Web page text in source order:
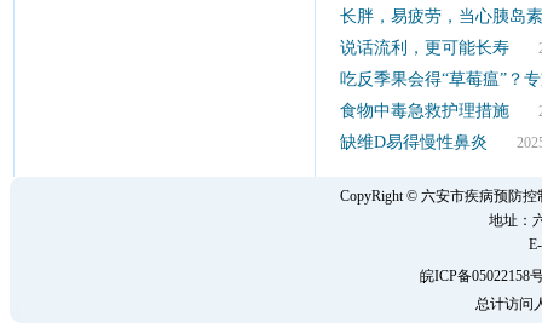
长胖，易疲劳，当心胰岛
说话流利，更可能长寿
吃反季果会得“草莓瘟”？
食物中毒急救护理措施
缺维D易得慢性鼻炎
CopyRight © 六安市疾病预防
地址：
皖ICP备05022158
总计访问